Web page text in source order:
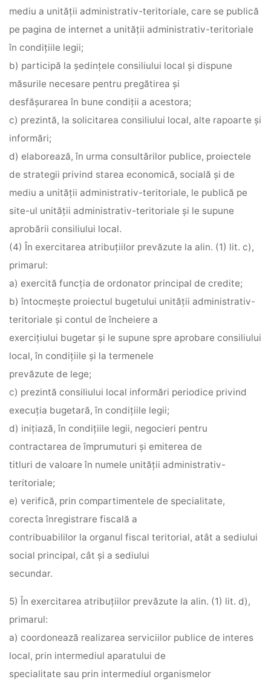
mediu a unităţii administrativ-teritoriale, care se publică
pe pagina de internet a unităţii administrativ-teritoriale
în condiţiile legii;
b) participă la şedinţele consiliului local şi dispune
măsurile necesare pentru pregătirea şi
desfăşurarea în bune condiţii a acestora;
c) prezintă, la solicitarea consiliului local, alte rapoarte şi
informări;
d) elaborează, în urma consultărilor publice, proiectele
de strategii privind starea economică, socială şi de
mediu a unităţii administrativ-teritoriale, le publică pe
site-ul unităţii administrativ-teritoriale şi le supune
aprobării consiliului local.
(4) În exercitarea atribuţiilor prevăzute la alin. (1) lit. c),
primarul:
a) exercită funcţia de ordonator principal de credite;
b) întocmeşte proiectul bugetului unităţii administrativ-
teritoriale şi contul de încheiere a
exerciţiului bugetar şi le supune spre aprobare consiliului
local, în condiţiile şi la termenele
prevăzute de lege;
c) prezintă consiliului local informări periodice privind
execuţia bugetară, în condiţiile legii;
d) iniţiază, în condiţiile legii, negocieri pentru
contractarea de împrumuturi şi emiterea de
titluri de valoare în numele unităţii administrativ-
teritoriale;
e) verifică, prin compartimentele de specialitate,
corecta înregistrare fiscală a
contribuabililor la organul fiscal teritorial, atât a sediului
social principal, cât şi a sediului
secundar.
5) În exercitarea atribuţiilor prevăzute la alin. (1) lit. d),
primarul:
a) coordonează realizarea serviciilor publice de interes
local, prin intermediul aparatului de
specialitate sau prin intermediul organismelor